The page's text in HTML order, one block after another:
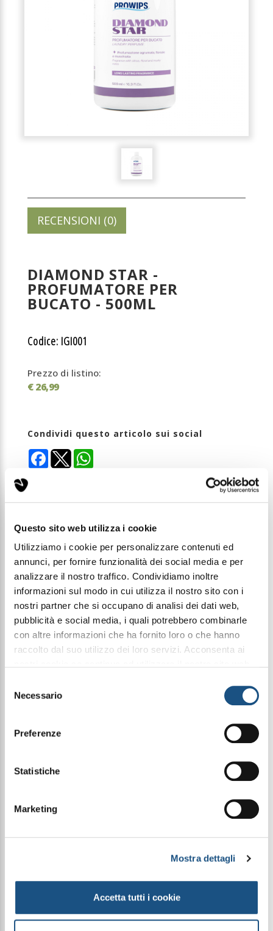
Questo sito web utilizza i cookie
Utilizziamo i cookie per personalizzare contenuti ed
annunci, per fornire funzionalità dei social media e per
analizzare il nostro traffico. Condividiamo inoltre
informazioni sul modo in cui utilizza il nostro sito con i
nostri partner che si occupano di analisi dei dati web,
pubblicità e social media, i quali potrebbero combinarle
con altre informazioni che ha fornito loro o che hanno
raccolto dal suo utilizzo dei loro servizi. Acconsenta ai
delNecessario
Preferenze
Statistiche
Marketing
Mostra dettagli
Accetta tutti i cookie
RECENSIONI (0)
DIAMOND STAR -
PROFUMATORE PER
BUCATO - 500ML
Codice: IGI001
Prezzo di listino:
€ 26,99
Condividi questo articolo sui social
Facebook
MADE IN ITALY
Il profumatore per bucato Diamond Star di ProWips
avvolge i capi in una fragranza intensa, elegante e
raffinata.
La sua formula concentrata è ideale sia per lavaggi
in lavatrice che a mano, esalta la morbidezza dei
capi e li rende piacevolmente profumati, regalando
una sensazione di pulito profondo e ricercato.
Profumazione: agrumata, floreale e muschiata.
direttamente nella vaschetta dell’ammorbidente.
Per profumare i tuoi capi lavati a mano aggiungi il
PERICOLO. Nocivo se ingerito. Provoca gravi lesioni
oculari. Può provocare una reazione allergica
disposizione il contenitore o l’etichetta del
prodotto. Tenere fuori dalla portata dei bambini.
libere o altre fonti di accensione. Non fumare. IN
accuratamente per parecchi minuti. Togliere le